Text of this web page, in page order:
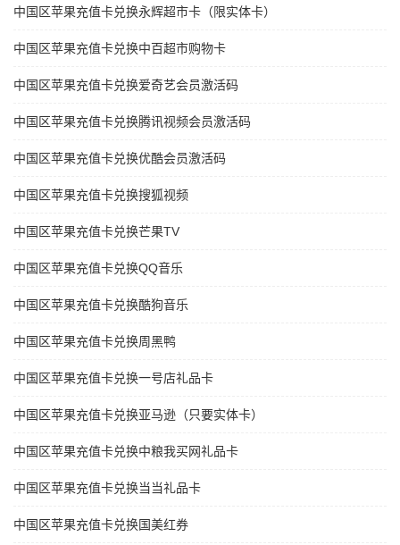
中国区苹果充值卡兑换永辉超市卡（限实体卡）
中国区苹果充值卡兑换中百超市购物卡
中国区苹果充值卡兑换爱奇艺会员激活码
中国区苹果充值卡兑换腾讯视频会员激活码
中国区苹果充值卡兑换优酷会员激活码
中国区苹果充值卡兑换搜狐视频
中国区苹果充值卡兑换芒果TV
中国区苹果充值卡兑换QQ音乐
中国区苹果充值卡兑换酷狗音乐
中国区苹果充值卡兑换周黑鸭
中国区苹果充值卡兑换一号店礼品卡
中国区苹果充值卡兑换亚马逊（只要实体卡）
中国区苹果充值卡兑换中粮我买网礼品卡
中国区苹果充值卡兑换当当礼品卡
中国区苹果充值卡兑换国美红券